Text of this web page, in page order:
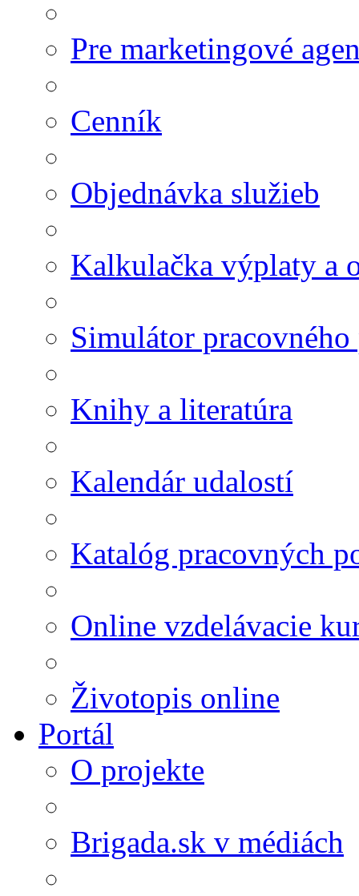
Pre marketingové
Cenník
Objednávka služieb
Kalkulačka výplaty a
Simulátor
Knihy a literatúra
Kalendár udalostí
Katalóg pracovných
Online vzdelávacie
Životopis online
Portál
O projekte
Brigada.sk v médiách